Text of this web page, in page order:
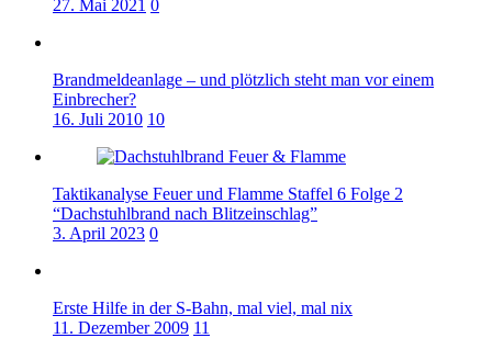
27. Mai 2021 0
Brandmeldeanlage – und plötzlich steht man vor einem
Einbrecher?
16. Juli 2010 10
Taktikanalyse Feuer und Flamme Staffel 6 Folge 2
“Dachstuhlbrand nach Blitzeinschlag”
3. April 2023 0
Erste Hilfe in der S-Bahn, mal viel, mal nix
11. Dezember 2009 11